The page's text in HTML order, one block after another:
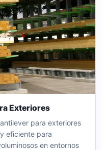
Exteriores
para exteriores
eficiente para
en entornos